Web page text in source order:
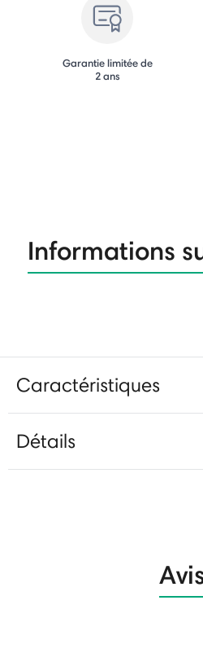
Garantie limitée de
2 ans
Informations
Caractéristiques
Détails